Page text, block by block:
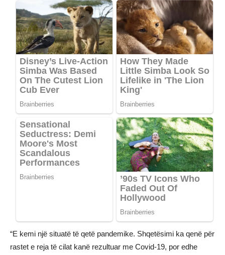
“E kemi një situatë të qetë pandemike. Shqetësimi ka qenë për
rastet e reja të cilat kanë rezultuar me Covid-19, por edhe